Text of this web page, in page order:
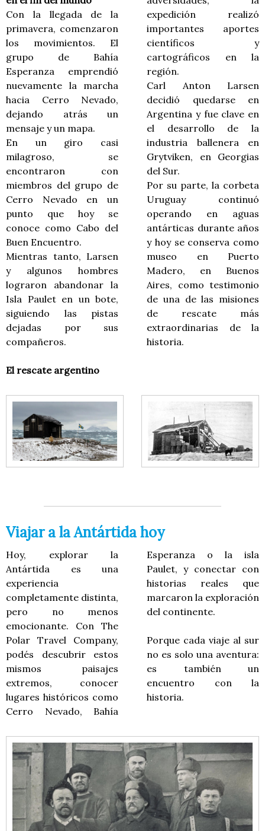
Con la llegada de la
primavera, comenzaron
los movimientos. El
grupo de Bahía
Esperanza emprendió
nuevamente la marcha
hacia Cerro Nevado,
dejando atrás un
mensaje y un mapa.
En un giro casi
milagroso, se
encontraron con
miembros del grupo de
Cerro Nevado en un
punto que hoy se
conoce como Cabo del
Buen Encuentro.
Mientras tanto, Larsen
y algunos hombres
lograron abandonar la
Isla Paulet en un bote,
siguiendo las pistas
dejadas por sus
compañeros.
El rescate argentino
expedición realizó
importantes aportes
científicos y
cartográficos en la
región.
Carl Anton Larsen
decidió quedarse en
Argentina y fue clave en
el desarrollo de la
industria ballenera en
Grytviken, en Georgias
del Sur.
Por su parte, la corbeta
Uruguay continuó
operando en aguas
antárticas durante años
y hoy se conserva como
museo en Puerto
Madero, en Buenos
Aires, como testimonio
de una de las misiones
de rescate más
extraordinarias de la
historia.
Viajar a la Antártida hoy
Hoy, explorar la
Antártida es una
experiencia
completamente distinta,
pero no menos
emocionante. Con The
Polar Travel Company,
podés descubrir estos
mismos paisajes
extremos, conocer
lugares históricos como
Cerro Nevado, Bahía
Esperanza o la isla
Paulet, y conectar con
historias reales que
marcaron la exploración
del continente.
Porque cada viaje al sur
no es solo una aventura:
es también un
encuentro con la
historia.